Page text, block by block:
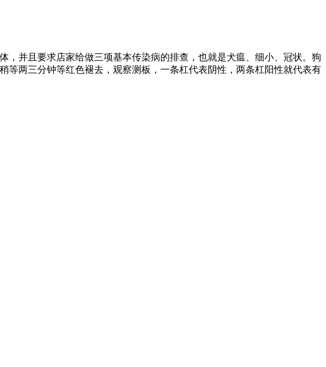
并且要求店家给做三项基本传染病的排查，也就是犬瘟、细小、冠状。狗
两三分钟等红色褪去，观察测板，一条杠代表阴性，两条杠阳性就代表有